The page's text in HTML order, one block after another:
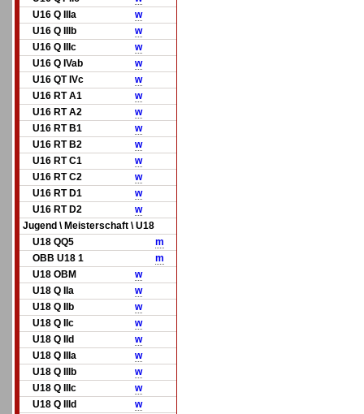
U16 Q IIIa
w
U16 Q IIIb
w
U16 Q IIIc
w
U16 Q IVab
w
U16 QT IVc
w
U16 RT A1
w
U16 RT A2
w
U16 RT B1
w
U16 RT B2
w
U16 RT C1
w
U16 RT C2
w
U16 RT D1
w
U16 RT D2
w
Jugend \ Meisterschaft \ U18
U18 QQ5
m
OBB U18 1
m
U18 OBM
w
U18 Q IIa
w
U18 Q IIb
w
U18 Q IIc
w
U18 Q IId
w
U18 Q IIIa
w
U18 Q IIIb
w
U18 Q IIIc
w
U18 Q IIId
w